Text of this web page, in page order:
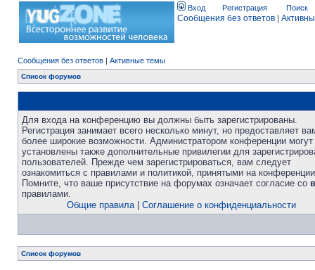
Вход Регистрация Поиск
Сообщения без ответов
Сообщения без ответов | Активные темы
Список форумов
Для входа на конференцию вы должны быть зарегистрированы.
Регистрация занимает всего несколько минут, но предоставляет
более широкие возможности. Администратором конференции
установлены также дополнительные привилегии для
пользователей. Прежде чем зарегистрироваться, вам следует
ознакомиться с правилами и политикой, принятыми на
Помните, что ваше присутствие на форумах означает согласие со
правилами.
Общие правила| Соглашение о конфиденциальности
Список форумов